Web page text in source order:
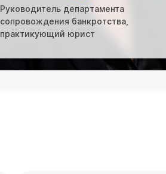
Руководитель департамента
сопровождения банкротства,
практикующий юрист